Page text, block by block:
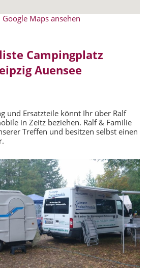
Google Maps ansehen
Campingplatz
Auensee
und Ersatzteile könnt Ihr über Ralf
in Zeitz beziehen. Ralf & Familie
Treffen und besitzen selbst einen